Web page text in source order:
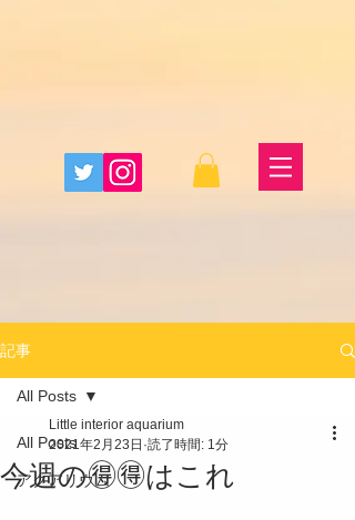
記事
All Posts
アクアリウム
All Posts
今週の🉐🉐はこれ
Little interior aquarium
2021年2月23日 読了時間: 1分